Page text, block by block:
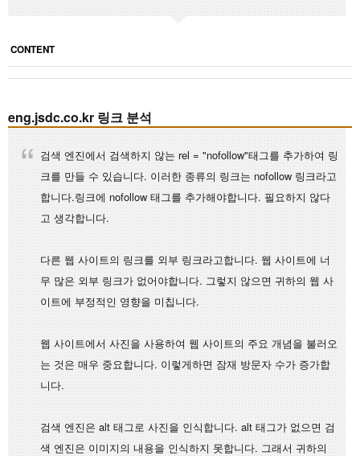
CONTENT
eng.jsdc.co.kr 링크 분석
검색 엔진에서 검색하지 않는 rel = "nofollow"태그를 추가하여 링
크를 만들 수 있습니다. 이러한 종류의 링크는 nofollow 링크라고
합니다.링크에 nofollow 태그를 추가해야합니다. 필요하지 않다
고 생각합니다.
다른 웹 사이트의 링크를 외부 링크라고합니다. 웹 사이트에 너
무 많은 외부 링크가 없어야합니다. 그렇지 않으면 귀하의 웹 사
이트에 부정적인 영향을 미칩니다.
웹 사이트에서 사진을 사용하여 웹 사이트의 주요 개념을 불러오
는 것은 매우 중요합니다. 이렇게하면 잠재 방문자 수가 증가합
니다.
검색 엔진은 alt 태그로 사진을 인식합니다. alt 태그가 없으면 검
색 엔진은 이미지의 내용을 인식하지 못합니다. 그래서 귀하의